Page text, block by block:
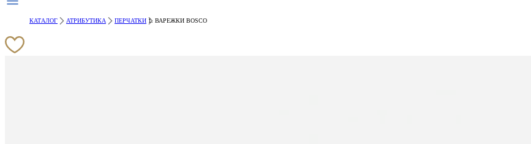
КАТАЛОГ АТРИБУТИКА ПЕРЧАТКИ ВАРЕЖКИ BOSCO